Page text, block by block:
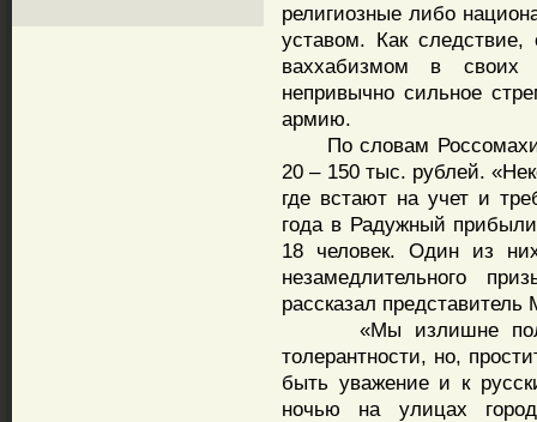
религиозные либо
уставом. Как следствие,
ваххабизмом в своих
непривычно сильное
армию.
По словам
20 – 150 тыс. рублей.
где встают на учет и
года в Радужный
18 человек. Один из
незамедлительного
рассказал
«Мы излишне
толерантности, но,
быть уважение и к
ночью на улицах